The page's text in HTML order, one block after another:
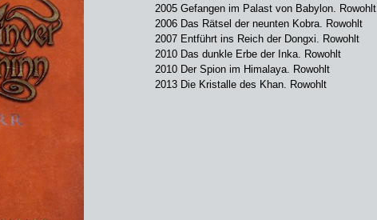
2005 Gefangen im Palast von Babylon. Rowohlt
2006 Das Rätsel der neunten Kobra. Rowohlt
2007 Entführt ins Reich der Dongxi. Rowohlt
2010 Das dunkle Erbe der Inka. Rowohlt
2010 Der Spion im Himalaya. Rowohlt
2013 Die Kristalle des Khan. Rowohlt